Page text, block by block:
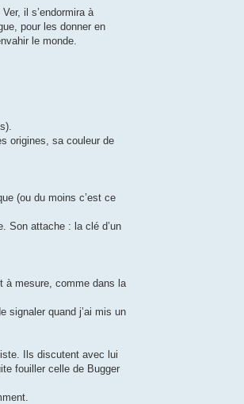
il s’endormira à
pour les donner en
le monde.
origines, sa couleur de
(ou du moins c’est ce
Son attache : la clé d’un
à mesure, comme dans la
signaler quand j’ai mis un
Ils discutent avec lui
fouiller celle de Bugger